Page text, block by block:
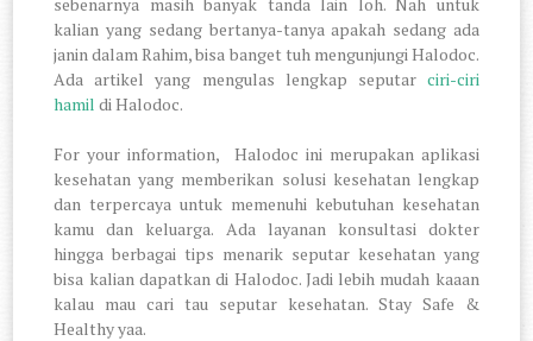
kalian yang sedang bertanya-tanya apakah sedang ada
janin dalam Rahim, bisa banget tuh mengunjungi Halodoc.
Ada artikel yang mengulas lengkap seputar ciri-ciri
hamil di Halodoc.
For your information,
Halodoc ini merupakan aplikasi
kesehatan yang memberikan solusi kesehatan lengkap
dan terpercaya untuk memenuhi kebutuhan kesehatan
kamu dan keluarga. Ada layanan konsultasi dokter
hingga berbagai tips menarik seputar kesehatan yang
bisa kalian dapatkan di Halodoc. Jadi lebih mudah kaaan
kalau mau cari tau seputar kesehatan. Stay Safe &
Healthy yaa.